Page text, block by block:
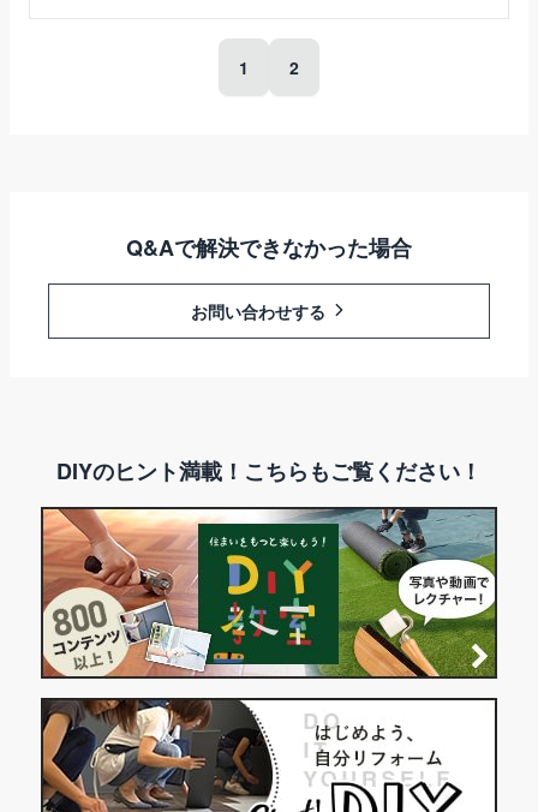
1 2
Q&Aで解決できなかった場合
お問い合わせする
DIYのヒント満載！こちらもご覧ください！